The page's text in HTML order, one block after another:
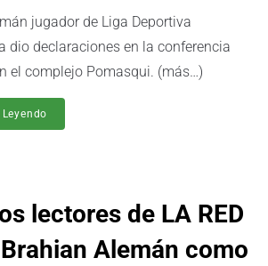
jugador de Liga Deportiva
dio declaraciones en la conferencia
el complejo Pomasqui. (más…)
lectores de LA RED
Alemán como